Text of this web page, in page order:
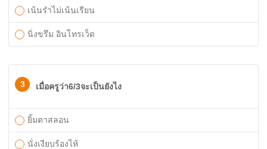
เน้นรำไม่เน้นเรียน
นิ่งขรึม อินโทรเว็ด
3 เมื่อครูว่า6/3จะเป็นยังไง
ยิ้มตาสลอน
นั่งเงียบร้องไห้